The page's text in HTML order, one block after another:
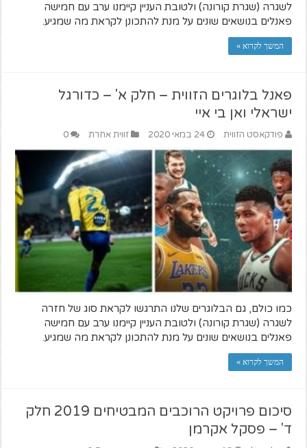
לשגרה (שגרת קורונה) ולטובת העניין קיימנו ערב עם חמישה
פאנלים בנושאים שונים על מנת להתכונן לקראת מה שמגיע.
המשך לקרוא »
פאנל בלוגרים הזווית – חלק א' – כדורגל
ישראלי ואן בי איי
פודקאסט הזווית 24 במאי 2020 זווית אחרת 0
כמו כולם, גם הבלוגרים שלנו התרגשו לקראת סוג של חזרה
לשגרה (שגרת קורונה) ולטובת העניין קיימנו ערב עם חמישה
פאנלים בנושאים שונים על מנת להתכונן לקראת מה שמגיע.
המשך לקרוא »
סיכום פרויקט הרוכבים המבטיחים 2019 חלק
ד' – פסקל אקרמן